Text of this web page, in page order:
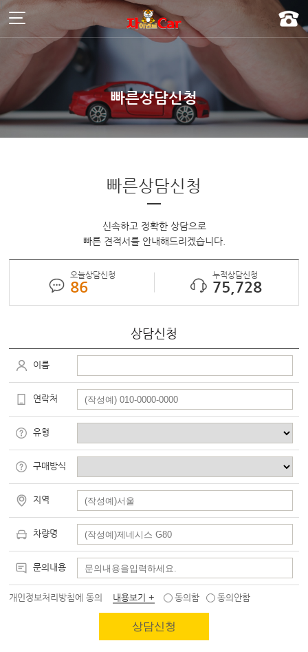
주메뉴 바로가기
컨텐츠 바로가기
빠른상담신청
빠른상담신청
신속하고 정확한 상담으로
빠른 견적서를 안내해드리겠습니다.
오늘상담신청
86
누적상담신청
75,728
상담신청
이름
연락처
유형
구매방식
지역
차량명
문의내용
개인정보처리방침에 동의 내용보기 + 동의함 동의안함
상담신청